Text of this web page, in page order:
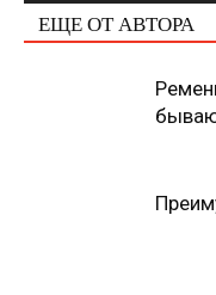
ЕЩЕ ОТ АВТОРА